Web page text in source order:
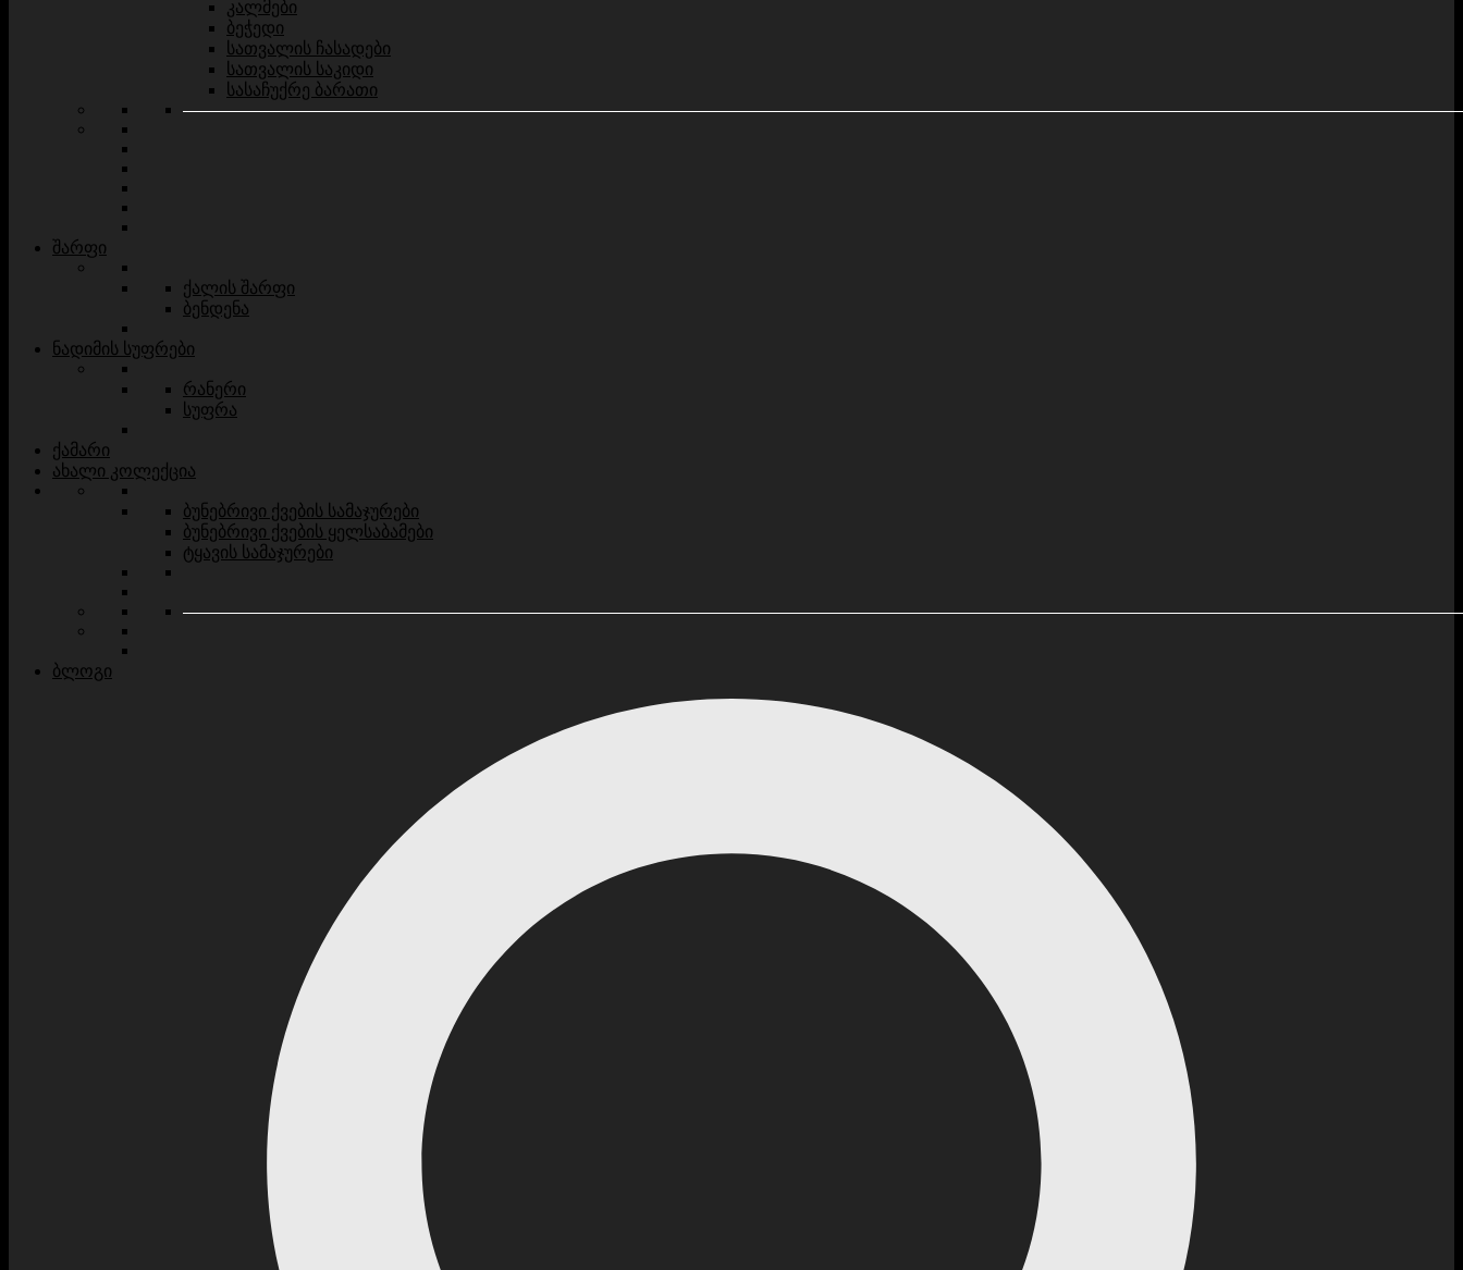
კალმები
ბეჭედი
სათვალის ჩასადები
სათვალის საკიდი
სასაჩუქრე ბარათი
შარფი
ქალის შარფი
ბენდენა
ნადიმის სუფრები
რანერი
სუფრა
ქამარი
ახალი კოლექცია
ბუნებრივი ქვების სამაჯურები
ბუნებრივი ქვების ყელსაბამები
ტყავის სამაჯურები
ბლოგი